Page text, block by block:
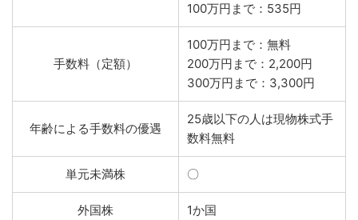
100万円まで：535円
手数料（定額）
100万円まで：無料
200万円まで：2,200円
300万円まで：3,300円
年齢による手数料の優遇
25歳以下の人は現物株式手
数料無料
単元未満株 〇
外国株 1か国